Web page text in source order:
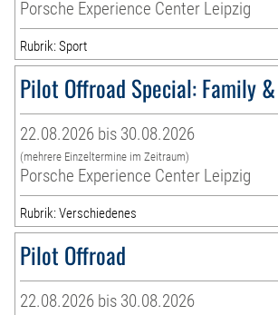
Porsche Experience Center Leipzig
Rubrik: Sport
Pilot Offroad Special: Family
22.08.2026 bis 30.08.2026
(mehrere Einzeltermine im Zeitraum)
Porsche Experience Center Leipzig
Rubrik: Verschiedenes
Pilot Offroad
22.08.2026 bis 30.08.2026